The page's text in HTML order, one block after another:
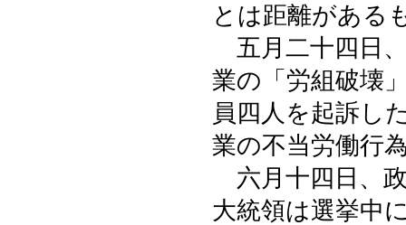
とは距離がある
五月二十四日
業の「労組破壊
員四人を起訴し
業の不当労働行
六月十四日、
大統領は選挙中